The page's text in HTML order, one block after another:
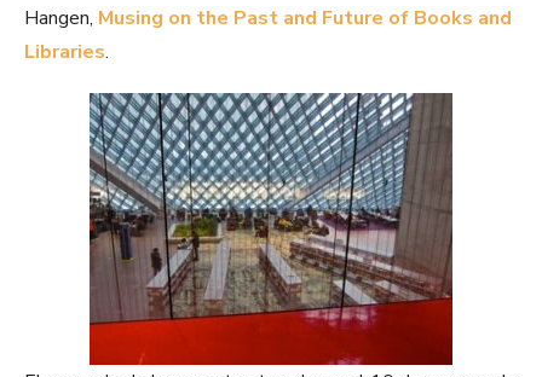
Hangen, Musing on the Past and Future of Books and
Libraries.